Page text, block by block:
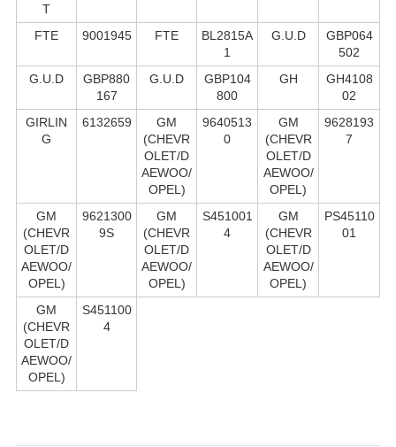
T
FTE 9001945 FTE
BL2815A
1
G.U.D
GBP064
502
G.U.D
GBP880
167
G.U.D
GBP104
800
GH
GH4108
02
GIRLIN
G
6132659
GM
(CHEVR
OLET/D
AEWOO/
OPEL)
9640513
0
GM
(CHEVR
OLET/D
AEWOO/
OPEL)
9628193
7
GM
(CHEVR
OLET/D
AEWOO/
OPEL)
9621300
9S
GM
(CHEVR
OLET/D
AEWOO/
OPEL)
S451001
4
GM
(CHEVR
OLET/D
AEWOO/
OPEL)
PS45110
01
GM
(CHEVR
OLET/D
AEWOO/
OPEL)
S451100
4